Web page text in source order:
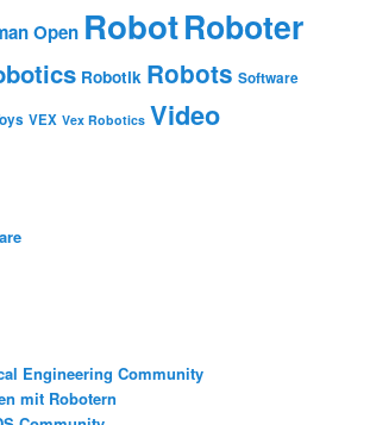
Open RobotRoboter
Robotik Robots Software
VEX Vex Robotics Video
Engineering Community
mit Robotern